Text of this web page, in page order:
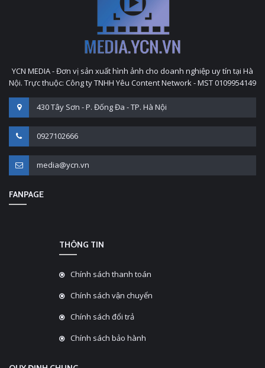
YCN MEDIA - Đơn vị sản xuất hình ảnh cho doanh nghiệp uy tín tại Hà
Nội. Trực thuộc: Công ty TNHH Yêu Content Network - MST 0109954149
430 Tây Sơn - P. Đống Đa - TP. Hà Nội
0927102666
media@ycn.vn
FANPAGE
THÔNG TIN
Chính sách thanh toán
Chính sách vận chuyển
Chính sách đổi trả
Chính sách bảo hành